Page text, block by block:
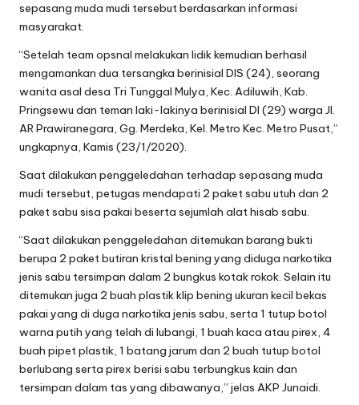
sepasang muda mudi tersebut berdasarkan informasi
masyarakat.
“Setelah team opsnal melakukan lidik kemudian berhasil
mengamankan dua tersangka berinisial DIS (24), seorang
wanita asal desa Tri Tunggal Mulya, Kec. Adiluwih, Kab.
Pringsewu dan teman laki-lakinya berinisial DI (29) warga Jl.
AR Prawiranegara, Gg. Merdeka, Kel. Metro Kec. Metro Pusat,”
ungkapnya, Kamis (23/1/2020).
Saat dilakukan penggeledahan terhadap sepasang muda
mudi tersebut, petugas mendapati 2 paket sabu utuh dan 2
paket sabu sisa pakai beserta sejumlah alat hisab sabu.
“Saat dilakukan penggeledahan ditemukan barang bukti
berupa 2 paket butiran kristal bening yang diduga narkotika
jenis sabu tersimpan dalam 2 bungkus kotak rokok. Selain itu
ditemukan juga 2 buah plastik klip bening ukuran kecil bekas
pakai yang di duga narkotika jenis sabu, serta 1 tutup botol
warna putih yang telah di lubangi, 1 buah kaca atau pirex, 4
buah pipet plastik, 1 batang jarum dan 2 buah tutup botol
berlubang serta pirex berisi sabu terbungkus kain dan
tersimpan dalam tas yang dibawanya,” jelas AKP Junaidi.